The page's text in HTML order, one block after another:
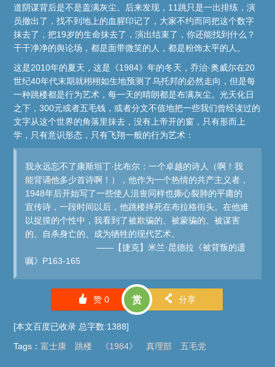
道阴谋背后是不是盖满灰尘。后来发现，11跳只是一出排练，演
员撤出了，找不到地上的血腥印记了，大家不约而同把这个数字
抹去了，把19岁的生命抹去了，演出结束了，你还能找到什么？
干干净净的舆论场，都是面带微笑的人，都是粉饰太平的人。
这是2010年的夏天，这是《1984》年的冬天，乔治·奥威尔在20
世纪40年代末期就栩栩如生地预测了乌托邦的必然走向，但是每
一种跳楼都是行为艺术，每一天的晴朗都是布满灰尘。光天化日
之下，300元或者五毛钱，或者分文不值地把一些我们曾经读过的
文字从这个世界的角落里抹去，没有上帝开的窗，只有形而上
学，只有意识形态，只有飞翔一般的行为艺术：
我永远忘不了康斯坦丁·比布尔：一个卓越的诗人（啊！我
能背诵他多少首诗啊！），他作为一个热情的共产主义者，
1948年后开始写了一些使人沮丧同样也撕心裂肺的平庸的
宣传诗，一段时间以后，他跳楼摔死在布拉格街头。在他难
以捉摸的个性中，我看到了被欺骗的、被蒙骗的、被谋害
的、自杀身亡的、成为牺牲的现代艺术。
——【捷克】米兰·昆德拉《被背叛的遗
嘱》P163-165
󰄼 赞 0 赏 󰄯 分享
[本文百度已收录 总字数:1388]
Tags ：富士康 跳楼 《1984》 真理部 五毛党